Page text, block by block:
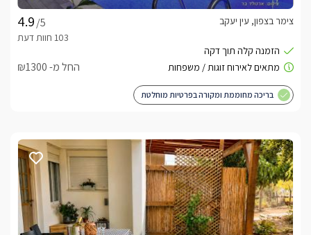
/5
צימר בצפון, עין יעקב
החל מ- ₪1300
בריכה מחוממת ומקורה בפרטיות מוחלטת